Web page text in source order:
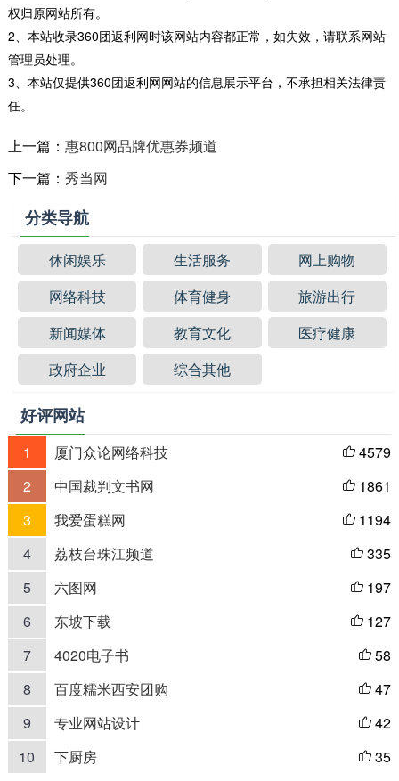
权归原网站所有。
2、本站收录360团返利网时该网站内容都正常，如失效，请联系网站
管理员处理。
3、本站仅提供360团返利网网站的信息展示平台，不承担相关法律责
任。
上一篇： 惠800网品牌优惠券频道
下一篇： 秀当网
分类导航
休闲娱乐 生活服务
网上购物
网络科技
体育健身
旅游出行
新闻媒体
教育文化
医疗健康
政府企业
综合其他
好评网站
1 厦门众论网络科技  4579
2
中国裁判文书网  1861
3
我爱蛋糕网  1194
4
荔枝台珠江频道  335
5
六图网  197
6
东坡下载  127
7
4020电子书  58
8
百度糯米西安团购  47
9
专业网站设计  42
10
下厨房  35